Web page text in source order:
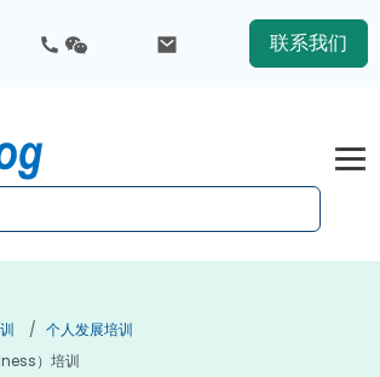
联系我们
个人发展培训
）培训